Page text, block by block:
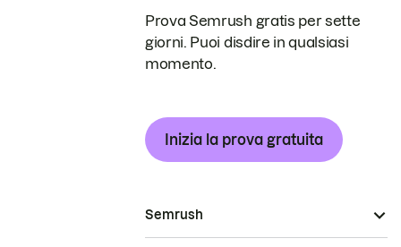
Prova Semrush gratis per sette
giorni. Puoi disdire in qualsiasi
momento.
Inizia la prova gratuita
Semrush